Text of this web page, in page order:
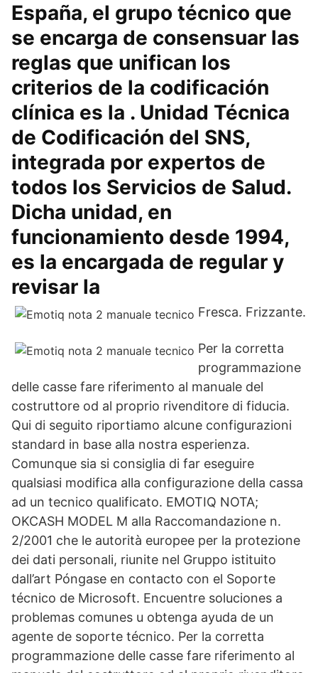
España, el grupo técnico que
se encarga de consensuar las
reglas que unifican los
criterios de la codificación
clínica es la . Unidad Técnica
de Codificación del SNS,
integrada por expertos de
todos los Servicios de Salud.
Dicha unidad, en
funcionamiento desde 1994,
es la encargada de regular y
revisar la
Fresca. Frizzante.
Per la corretta
programmazione
delle casse fare riferimento al manuale del
costruttore od al proprio rivenditore di fiducia.
Qui di seguito riportiamo alcune configurazioni
standard in base alla nostra esperienza.
Comunque sia si consiglia di far eseguire
qualsiasi modifica alla configurazione della cassa
ad un tecnico qualificato. EMOTIQ NOTA;
OKCASH MODEL M alla Raccomandazione n.
2/2001 che le autorità europee per la protezione
dei dati personali, riunite nel Gruppo istituito
dall’art Póngase en contacto con el Soporte
técnico de Microsoft. Encuentre soluciones a
problemas comunes u obtenga ayuda de un
agente de soporte técnico. Per la corretta
programmazione delle casse fare riferimento al